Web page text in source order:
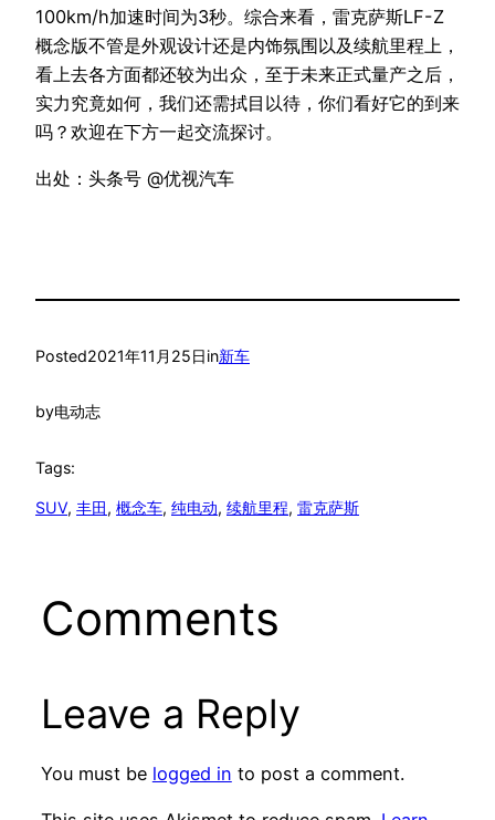
100km/h加速时间为3秒。综合来看，雷克萨斯LF-Z
概念版不管是外观设计还是内饰氛围以及续航里程上，
看上去各方面都还较为出众，至于未来正式量产之后，
实力究竟如何，我们还需拭目以待，你们看好它的到来
吗？欢迎在下方一起交流探讨。
出处：头条号 @优视汽车
Posted2021年11月25日in新车
by电动志
Tags:
SUV, 丰田, 概念车, 纯电动, 续航里程, 雷克萨斯
Comments
Leave a Reply
You must be logged in to post a comment.